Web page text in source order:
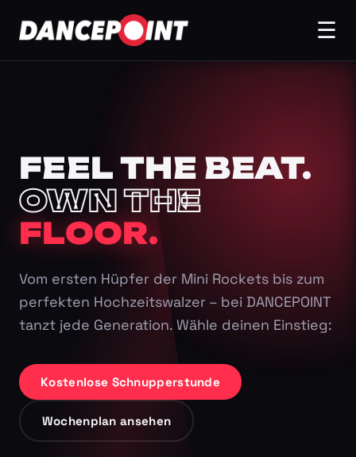
☰
FEEL THE BEAT.
OWN THE
FLOOR.
Vom ersten Hüpfer der Mini Rockets bis zum
perfekten Hochzeitswalzer – bei DANCEPOINT
tanzt jede Generation. Wähle deinen Einstieg:
Kostenlose Schnupperstunde
Wochenplan ansehen